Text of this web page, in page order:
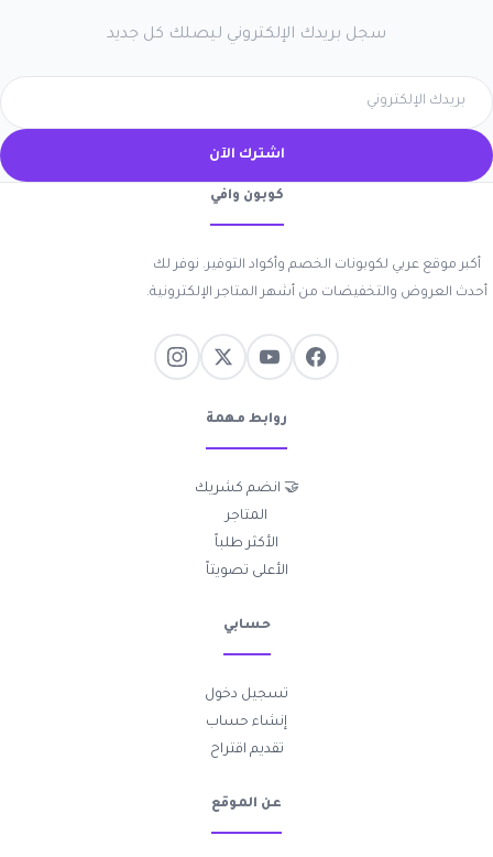
سجل بريدك الإلكتروني ليصلك كل جديد
اشترك الآن
كوبون وافي
أكبر موقع عربي لكوبونات الخصم وأكواد التوفير. نوفر لك
أحدث العروض والتخفيضات من أشهر المتاجر الإلكترونية.
روابط مهمة
🤝 انضم كشريك
المتاجر
الأكثر طلباً
الأعلى تصويتاً
حسابي
تسجيل دخول
إنشاء حساب
تقديم اقتراح
عن الموقع